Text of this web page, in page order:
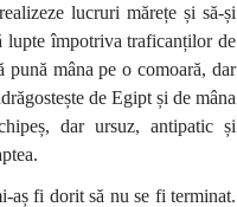
lucruri mărețe și să-și
lupte împotriva traficanților de
pună mâna pe o comoară, dar
de Egipt și de mâna
dar ursuz, antipatic și
fi dorit să nu se fi terminat.